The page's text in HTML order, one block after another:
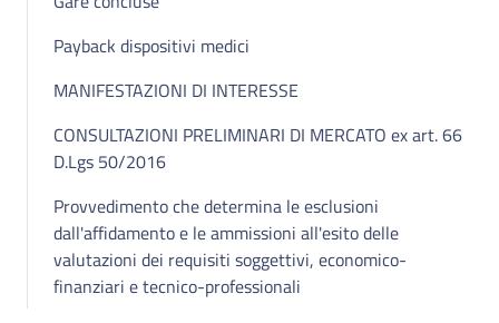
Payback dispositivi medici
MANIFESTAZIONI DI INTERESSE
CONSULTAZIONI PRELIMINARI DI MERCATO ex art. 66
D.Lgs 50/2016
Provvedimento che determina le esclusioni
dall'affidamento e le ammissioni all'esito delle
valutazioni dei requisiti soggettivi, economico-
finanziari e tecnico-professionali